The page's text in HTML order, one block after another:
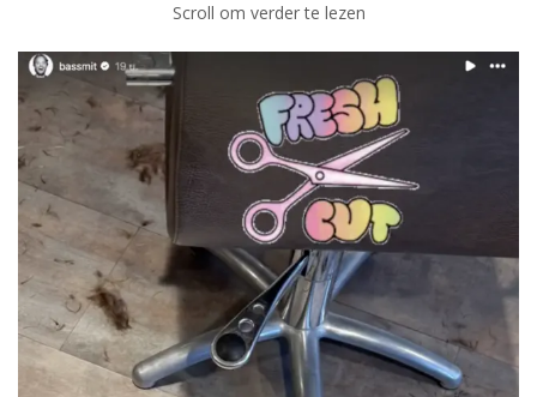
Scroll om verder te lezen